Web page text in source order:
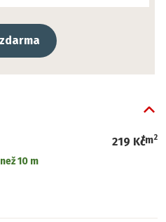
219 Kč
/m2
10 m